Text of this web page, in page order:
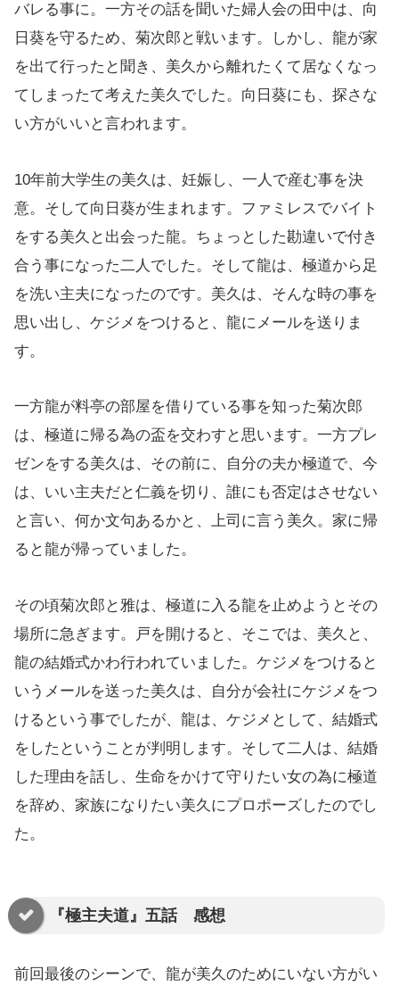
バレる事に。一方その話を聞いた婦人会の田中は、向
日葵を守るため、菊次郎と戦います。しかし、龍が家
を出て行ったと聞き、美久から離れたくて居なくなっ
てしまったて考えた美久でした。向日葵にも、探さな
い方がいいと言われます。
10年前大学生の美久は、妊娠し、一人で産む事を決
意。そして向日葵が生まれます。ファミレスでバイト
をする美久と出会った龍。ちょっとした勘違いで付き
合う事になった二人でした。そして龍は、極道から足
を洗い主夫になったのです。美久は、そんな時の事を
思い出し、ケジメをつけると、龍にメールを送りま
す。
一方龍が料亭の部屋を借りている事を知った菊次郎
は、極道に帰る為の盃を交わすと思います。一方プレ
ゼンをする美久は、その前に、自分の夫か極道で、今
は、いい主夫だと仁義を切り、誰にも否定はさせない
と言い、何か文句あるかと、上司に言う美久。家に帰
ると龍が帰っていました。
その頃菊次郎と雅は、極道に入る龍を止めようとその
場所に急ぎます。戸を開けると、そこでは、美久と、
龍の結婚式かわ行われていました。ケジメをつけると
いうメールを送った美久は、自分が会社にケジメをつ
けるという事でしたが、龍は、ケジメとして、結婚式
をしたということが判明します。そして二人は、結婚
した理由を話し、生命をかけて守りたい女の為に極道
を辞め、家族になりたい美久にプロポーズしたのでし
た。
『極主夫道』五話 感想
前回最後のシーンで、龍が美久のためにいない方がい